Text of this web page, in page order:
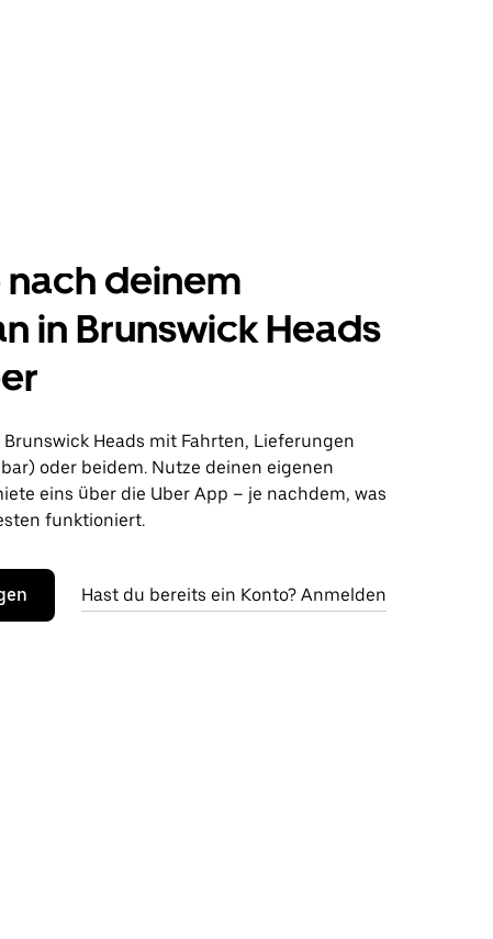
nach deinem
in Brunswick Heads
Brunswick Heads mit Fahrten, Lieferungen
oder beidem. Nutze deinen eigenen
eins über die Uber App – je nachdem, was
funktioniert.
Hast du bereits ein Konto? Anmelden